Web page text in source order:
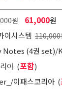
원 61,000원
시스템 110,000
Notes (4권 set)/
아 (포함)
이패스코리아 (